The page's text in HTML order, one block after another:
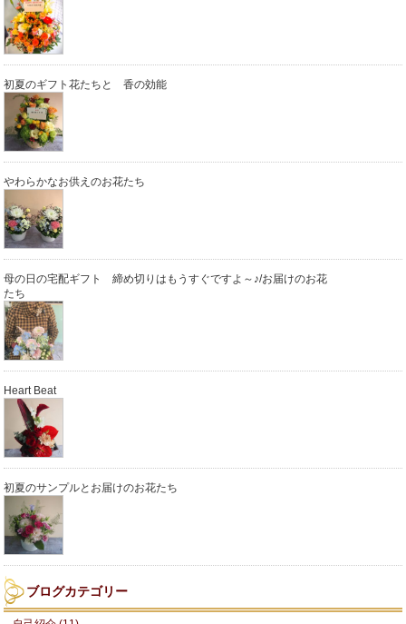
初夏のギフト花たちと 香の効能
やわらかなお供えのお花たち
母の日の宅配ギフト 締め切りはもうすぐですよ～♪/お届けのお花
たち
Heart Beat
初夏のサンプルとお届けのお花たち
ブログカテゴリー